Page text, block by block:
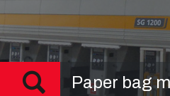
Paper bag